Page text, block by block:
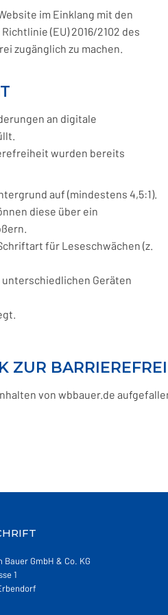
im Einklang mit den
(EU) 2016/2102 des
zugänglich zu machen.
an digitale
wurden bereits
auf (mindestens 4,5:1).
diese über ein
für Leseschwächen (z.
Geräten
ZUR
von wbbauer.de
Bauer GmbH & Co. KG
1